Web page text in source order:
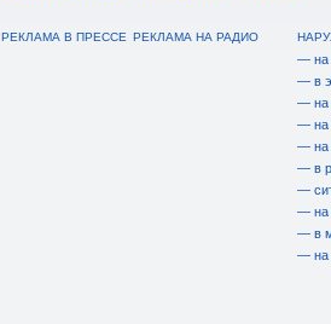
РЕКЛАМА В ПРЕССЕ РЕКЛАМА НА РАДИО
— на
— в
— на
— на
— на
— в
—
— на
— в
— на